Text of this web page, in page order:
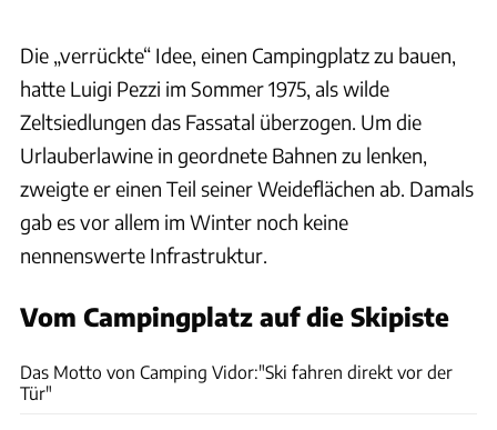
Die „verrückte“ Idee, einen Campingplatz zu bauen,
hatte Luigi Pezzi im Sommer 1975, als wilde
Zeltsiedlungen das Fassatal überzogen. Um die
Urlauberlawine in geordnete Bahnen zu lenken,
zweigte er einen Teil seiner Weideflächen ab. Damals
gab es vor allem im Winter noch keine
nennenswerte Infrastruktur.
Vom Campingplatz auf die Skipiste
Thomas Cernak
Das Motto von Camping Vidor:"Ski fahren direkt vor der
Tür"